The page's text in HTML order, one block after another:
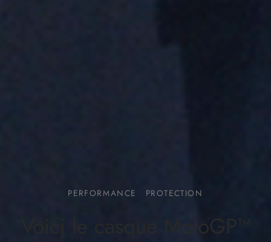
PERFORMANCE PROTECTION
Voici le casque MotoGP™